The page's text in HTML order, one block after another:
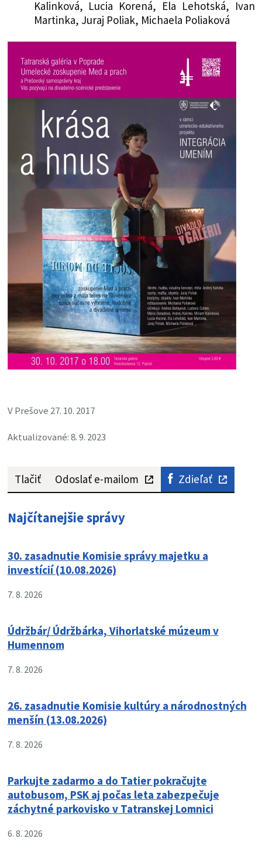
Kalinková, Lucia Korená, Ela Lehotská, Ivan
Martinka, Juraj Poliak, Michaela Poliaková
V Prešove 27. 10. 2017
Aktualizované: 8. 9. 2023
Tlačiť Odoslať e-mailom Zdieľať
Najčítanejšie správy
30. zasadnutie Komisie správy majetku a
investícií (10.08.2026)
7. 8. 2026
Údržbár/ Údržbárka, Vihorlatské múzeum v
Humennom
7. 8. 2026
26. zasadnutie Komisie kultúry a národnostných
menšín (13.08.2026)
7. 8. 2026
Parkujte zadarmo a do Tatier pokračujte
autobusom, PSK aj počas leta zabezpečuje
záchytné parkovisko v Tatranskej Lomnici
6. 8. 2026